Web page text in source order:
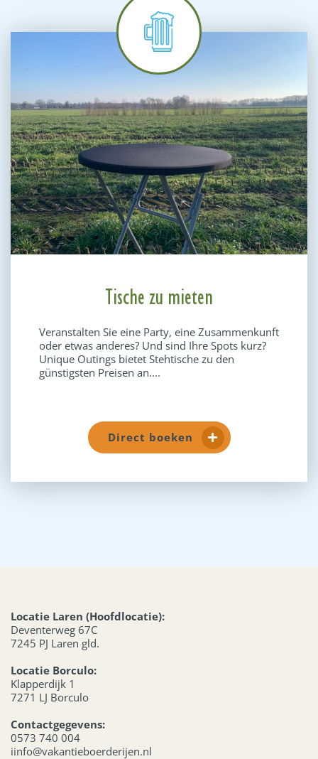
Tische zu mieten
Veranstalten Sie eine Party, eine Zusammenkunft
oder etwas anderes? Und sind Ihre Spots kurz?
Unique Outings bietet Stehtische zu den
günstigsten Preisen an....
Direct boeken
Locatie Laren (Hoofdlocatie):
Deventerweg 67C
7245 PJ Laren gld.
Locatie Borculo:
Klapperdijk 1
7271 LJ Borculo
Contactgegevens:
0573 740 004
iinfo@vakantieboerderijen.nl